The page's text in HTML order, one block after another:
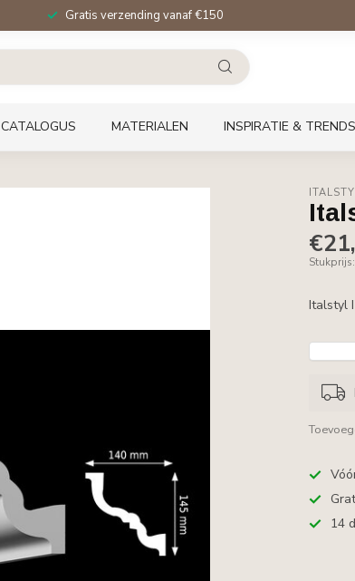
Gratis verzending vanaf €150
CATALOGUS MATERIALEN INSPIRATIE & TRENDS
Italstyl
14